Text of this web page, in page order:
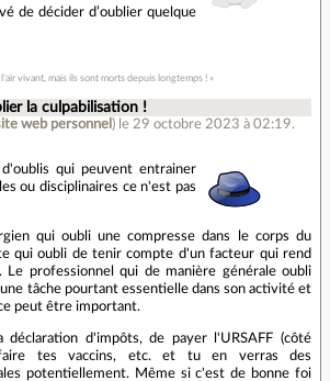
de décider d’oublier quelque
vivant, mais ils sont morts depuis longtemps ! »
la culpabilisation !
web personnel ) le 29 octobre 2023 à 02:19.
qui peuvent entrainer
ou disciplinaires ce n'est pas
qui oubli une compresse dans le corps du
qui oubli de tenir compte d'un facteur qui rend
Le professionnel qui de manière générale oubli
tâche pourtant essentielle dans son activité et
peut être important.
d'impôts, de payer l'URSAFF (côté
tes vaccins, etc. et tu en verras des
potentiellement. Même si c'est de bonne foi